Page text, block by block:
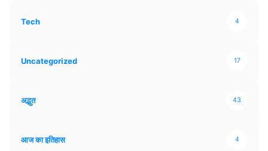
Tech 4
Uncategorized 17
अद्भुत 43
आज का इतिहास 4